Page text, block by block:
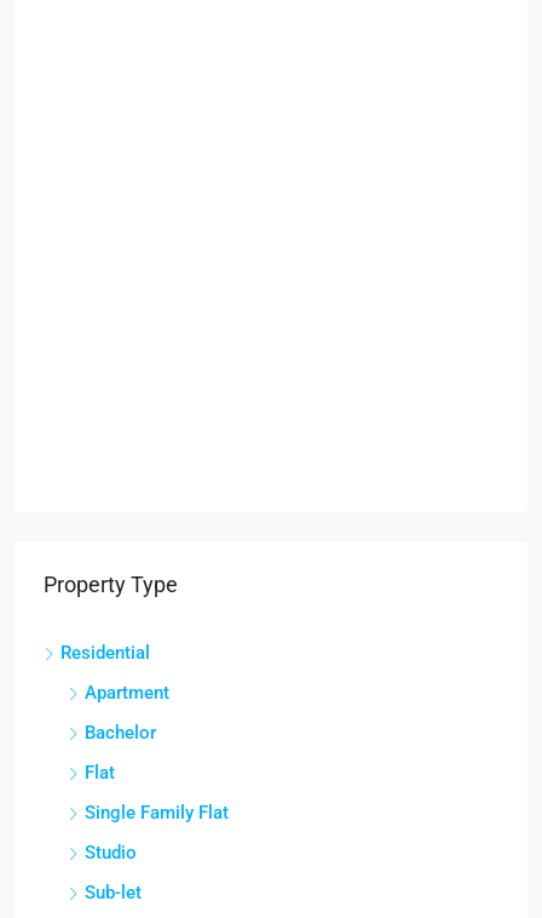
Property Type
Residential
Apartment
Bachelor
Flat
Single Family Flat
Studio
Sub-let